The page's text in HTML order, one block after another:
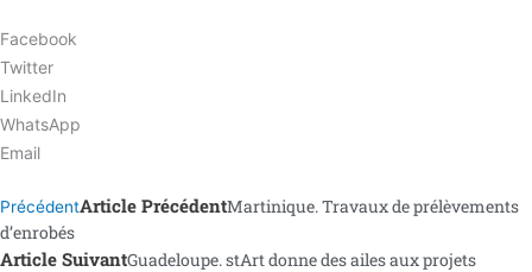
Facebook
Twitter
LinkedIn
WhatsApp
Email
PrécédentArticle PrécédentMartinique. Travaux de prélèvements
d’enrobés
Article SuivantGuadeloupe. stArt donne des ailes aux projets